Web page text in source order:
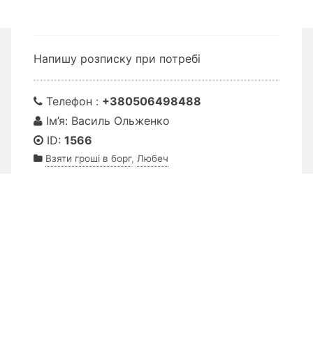
Напишу розписку при потребі
Телефон : +380506498488
Ім’я: Василь Ольженко
ID: 1566
Взяти гроші в борг, Любеч